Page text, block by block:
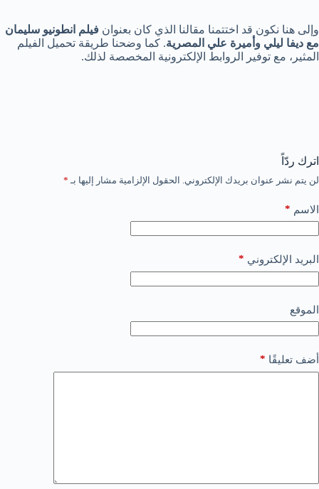
وإلى هنا نكون قد اختتمنا مقالنا الذي كان بعنوان فيلم انطونيو سليمان
مع ديفا ليلي وأميرة علي المصرية. كما وضحنا طريقة تحميل الفيلم
المثير، مع توفير الروابط الإلكترونية المخصصة لذلك.
اترك ردّاً
لن يتم نشر عنوان بريدك الإلكتروني. الحقول الإلزامية مشار إليها بـ *
الاسم *
البريد الإلكتروني *
الموقع
أضف تعليقًا *